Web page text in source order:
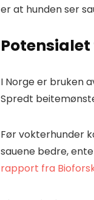
er at hunden ser
I Norge er bruken
Spredt
Før vokterhunder
sauene bedre,
rapport fra